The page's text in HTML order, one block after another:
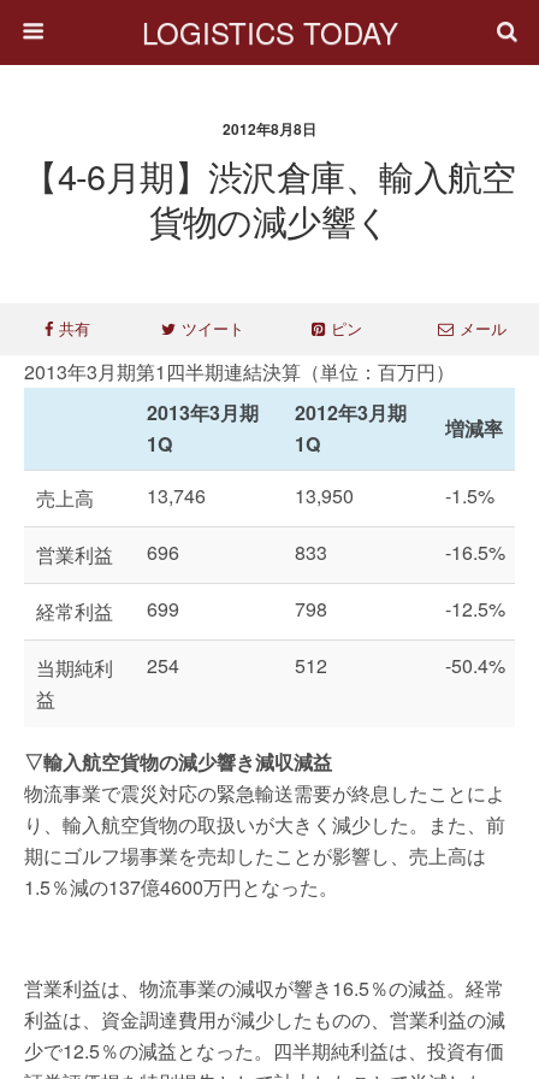
LOGISTICS TODAY
2012年8月8日
【4-6月期】渋沢倉庫、輸入航空
貨物の減少響く
共有 ツイート ピン メール
2013年3月期第1四半期連結決算（単位：百万円）
2013年3月期
1Q
2012年3月期
1Q
増減率
売上高 13,746 13,950 -1.5%
営業利益 696 833 -16.5%
経常利益 699 798 -12.5%
当期純利
益
254 512 -50.4%
▽輸入航空貨物の減少響き減収減益
物流事業で震災対応の緊急輸送需要が終息したことによ
り、輸入航空貨物の取扱いが大きく減少した。また、前
期にゴルフ場事業を売却したことが影響し、売上高は
1.5％減の137億4600万円となった。
営業利益は、物流事業の減収が響き16.5％の減益。経常
利益は、資金調達費用が減少したものの、営業利益の減
少で12.5％の減益となった。四半期純利益は、投資有価